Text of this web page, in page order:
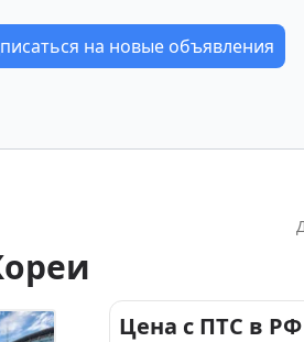
на новые объявления
Цена с ПТС в РФ